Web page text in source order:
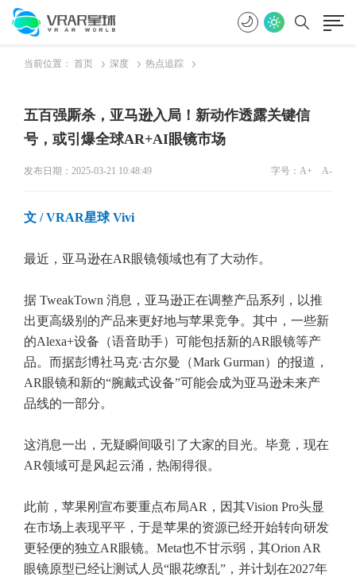
当前位置： 首页 深度 热点追踪
五百强厮杀，亚马逊入局！新动作透露关键信
号，或引爆全球AR+AI眼镜市场
发布日期：2025-03-21 10:48:49 字号： A+ A-
文 / VRAR星球 Vivi
最近，亚马逊在AR眼镜领域也有了大动作。
据 TweakTown 消息，亚马逊正在调整产品系列，以推
出更高级别的产品来更好地与苹果竞争。其中，一些新
的Alexa+设备（语音助手）可能包括新的AR眼镜等产
品。而据彭博社马克·古尔曼（Mark Gurman）的报道，
AR眼镜和新的“腕戴式设备”可能会成为亚马逊未来产
品线的一部分。
这消息一出，无疑瞬间吸引了大家的目光。毕竟，现在
AR领域可是风起云涌，热闹得很。
此前，苹果刚宣布要重点布局AR，因其Vision Pro头显
在市场上表现平平，于是苹果的资源已经开始转向研发
更轻便的独立AR眼镜。Meta也不甘示弱，其Orion AR
眼镜原型已经让测试人员“眼花缭乱”，并计划在2027年